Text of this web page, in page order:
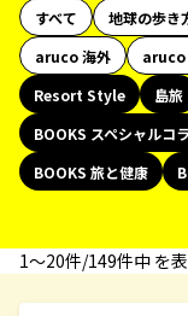
すべて 地球の歩き
aruco 海外
aruco
Resort Style
島旅
BOOKS スペシャルコ
BOOKS 旅と健康
1〜20件/149件中 を